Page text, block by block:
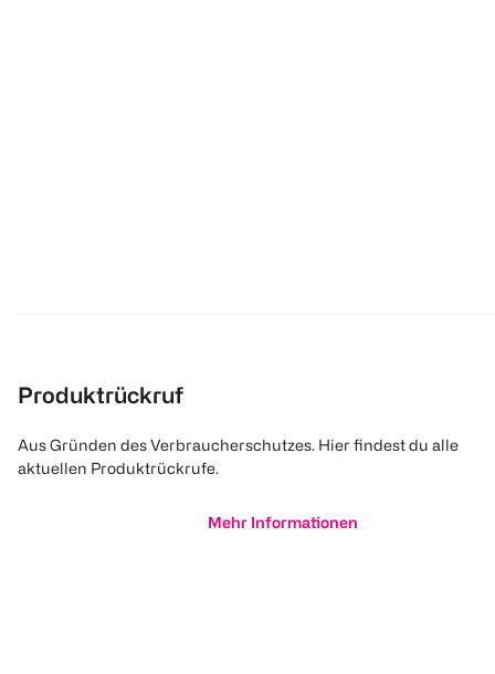
Produktrückruf
Aus Gründen des Verbraucherschutzes. Hier findest du alle
aktuellen Produktrückrufe.
Mehr Informationen